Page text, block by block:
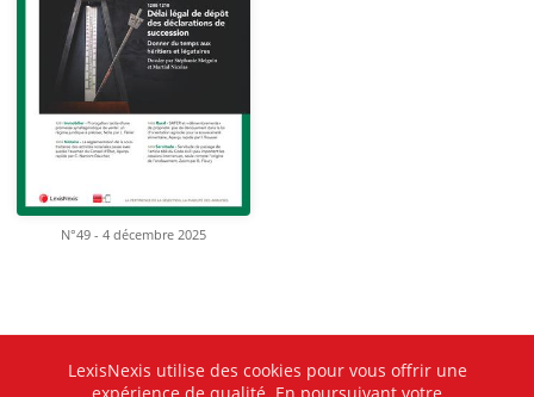
N°49 - 4 décembre 2025
LexisNexis utilise des cookies pour vous offrir une